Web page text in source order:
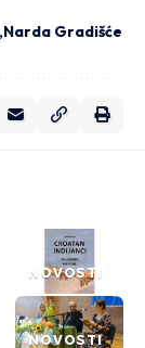
Narda Gradišće
NOVOSTI
NOVOSTI